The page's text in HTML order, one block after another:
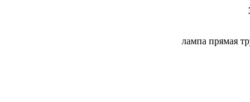
лампа прямая